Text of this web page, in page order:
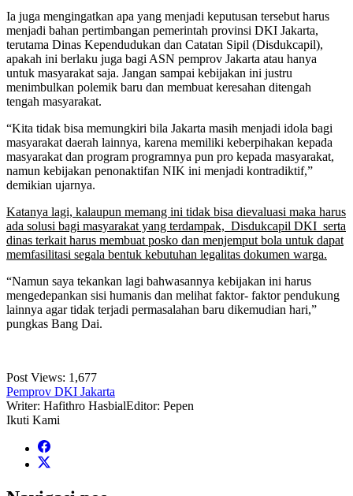
Ia juga mengingatkan apa yang menjadi keputusan tersebut harus
menjadi bahan pertimbangan pemerintah provinsi DKI Jakarta,
terutama Dinas Kependudukan dan Catatan Sipil (Disdukcapil),
apakah ini berlaku juga bagi ASN pemprov Jakarta atau hanya
untuk masyarakat saja. Jangan sampai kebijakan ini justru
menimbulkan polemik baru dan membuat keresahan ditengah
tengah masyarakat.
“Kita tidak bisa memungkiri bila Jakarta masih menjadi idola bagi
masyarakat daerah lainnya, karena memiliki keberpihakan kepada
masyarakat dan program programnya pun pro kepada masyarakat,
namun kebijakan penonaktifan NIK ini menjadi kontradiktif,”
demikian ujarnya.
Katanya lagi, kalaupun memang ini tidak bisa dievaluasi maka harus
ada solusi bagi masyarakat yang terdampak, Disdukcapil DKI serta
dinas terkait harus membuat posko dan menjemput bola untuk dapat
memfasilitasi segala bentuk kebutuhan legalitas dokumen warga.
“Namun saya tekankan lagi bahwasannya kebijakan ini harus
mengedepankan sisi humanis dan melihat faktor- faktor pendukung
lainnya agar tidak terjadi permasalahan baru dikemudian hari,”
pungkas Bang Dai.
Post Views: 1,677
Pemprov DKI Jakarta
Writer: Hafithro HasbialEditor: Pepen
Ikuti Kami